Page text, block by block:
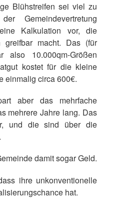
Blühstreifen sei viel zu
Gemeindevertretung
Kalkulation vor, die
greifbar macht. Das (für
10.000qm-Größen
kostet für die kleine
einmalig circa 600€.
aber das mehrfache
mehrere Jahre lang. Das
und die sind über die
damit sogar Geld.
ihre unkonventionelle
hat.